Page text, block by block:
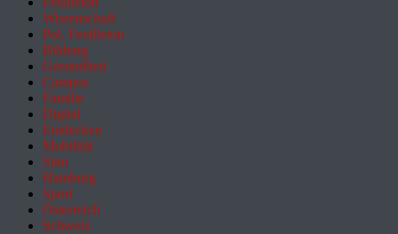
Wissenschaft
Pol. Feuilleton
Bildung
Gesundheit
Campus
Familie
Digital
Entdecken
Mobilität
Sinn
Hamburg
Sport
Österreich
Schweiz